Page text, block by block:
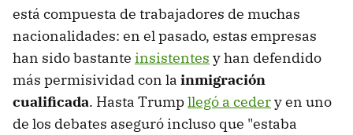
está compuesta de trabajadores de muchas
nacionalidades: en el pasado, estas empresas
han sido bastante insistentes y han defendido
más permisividad con la inmigración
cualificada. Hasta Trumpllegó a cedery en uno
de los debates aseguró incluso que "estaba